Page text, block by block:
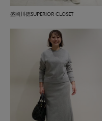
盛岡川徳SUPERIOR CLOSET